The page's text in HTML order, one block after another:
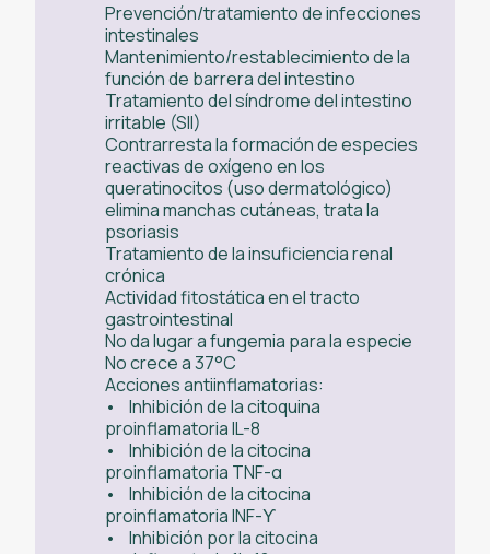
Prevención/tratamiento de infecciones
intestinales
Mantenimiento/restablecimiento de la
función de barrera del intestino
Tratamiento del síndrome del intestino
irritable (SII)
Contrarresta la formación de especies
reactivas de oxígeno en los
queratinocitos (uso dermatológico)
elimina manchas cutáneas, trata la
psoriasis
Tratamiento de la insuficiencia renal
crónica
Actividad fitostática en el tracto
gastrointestinal
No da lugar a fungemia para la especie
No crece a 37°C
Acciones antiinflamatorias:
• Inhibición de la citoquina
proinflamatoria IL-8
• Inhibición de la citocina
proinflamatoria TNF-α
• Inhibición de la citocina
proinflamatoria INF-ϒ
• Inhibición por la citocina